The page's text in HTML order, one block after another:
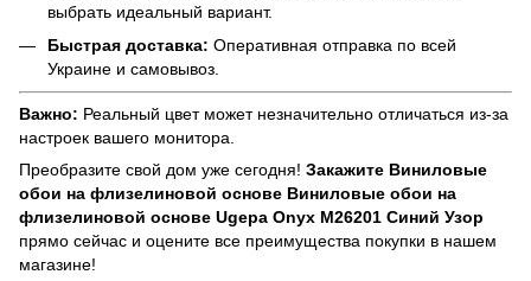
выбрать идеальный вариант.
Быстрая доставка: Оперативная отправка по всей
Украине и самовывоз.
Важно: Реальный цвет может незначительно отличаться из-за
настроек вашего монитора.
Преобразите свой дом уже сегодня! Закажите Виниловые
обои на флизелиновой основе Виниловые обои на
флизелиновой основе Ugepa Onyx М26201 Синий Узор
прямо сейчас и оцените все преимущества покупки в нашем
магазине!